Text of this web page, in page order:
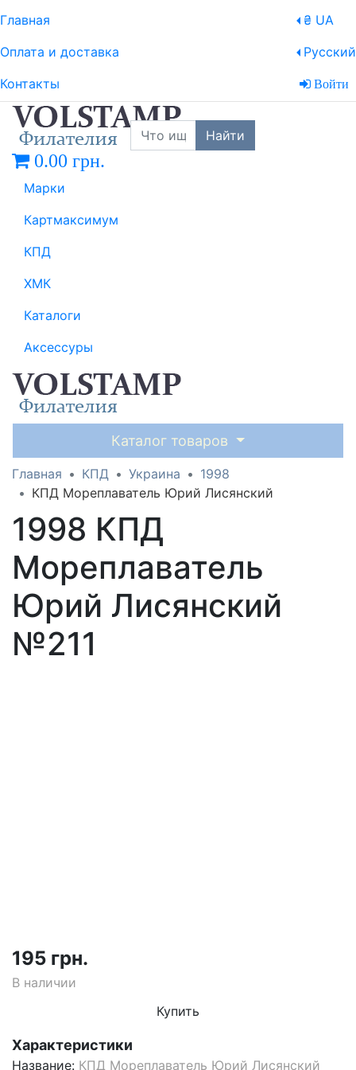
Главная
Оплата и доставка
Контакты
₴ UA
Русский
Войти
Найти
0.00 грн.
Марки
Картмаксимум
КПД
ХМК
Каталоги
Аксессуры
Каталог товаров
Главная КПД Украина
1998
КПД Мореплаватель Юрий Лисянский
1998 КПД
Мореплаватель
Юрий Лисянский
№211
195 грн.
В наличии
Купить
Характеристики
Название: КПД Мореплаватель Юрий Лисянский